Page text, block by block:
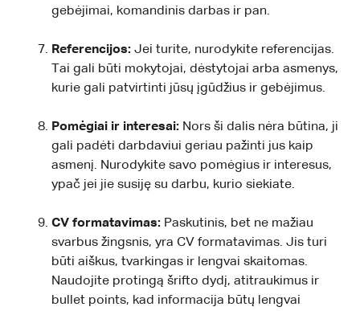
gebėjimai, komandinis darbas ir pan.
Referencijos: Jei turite, nurodykite referencijas.
Tai gali būti mokytojai, dėstytojai arba asmenys,
kurie gali patvirtinti jūsų įgūdžius ir gebėjimus.
Pomėgiai ir interesai: Nors ši dalis nėra būtina, ji
gali padėti darbdaviui geriau pažinti jus kaip
asmenį. Nurodykite savo pomėgius ir interesus,
ypač jei jie susiję su darbu, kurio siekiate.
CV formatavimas: Paskutinis, bet ne mažiau
svarbus žingsnis, yra CV formatavimas. Jis turi
būti aiškus, tvarkingas ir lengvai skaitomas.
Naudojite protingą šrifto dydį, atitraukimus ir
bullet points, kad informacija būtų lengvai